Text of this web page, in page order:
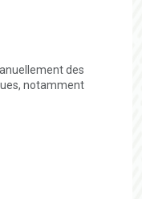
des
notamment